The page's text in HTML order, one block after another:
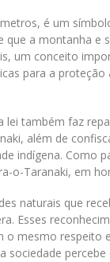
é um
a montanha e
um conceito
para a
também faz
além de
indígena. Como
o-Taranaki, em
naturais que
Esses
mesmo respeito